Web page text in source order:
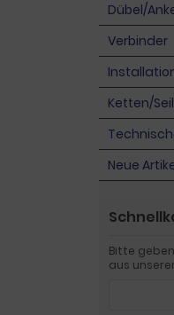
Dübel/
Verbinder
Ketten/
Neue
Bitte
aus